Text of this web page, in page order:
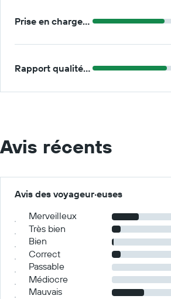
Prise en charge/retour
Rapport qualité/prix
Avis récents
Avis des voyageur·euses
Merveilleux
Très bien
Bien
Correct
Passable
Médiocre
Mauvais